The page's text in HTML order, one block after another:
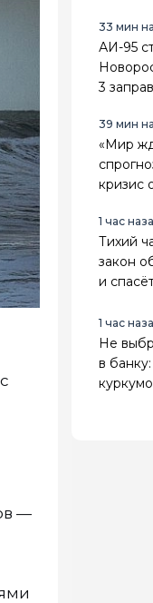
—
33 мин
АИ-95
3
39 мин
«Мир
кризис
1 час
Тихий
закон
и
1 час
Не
в